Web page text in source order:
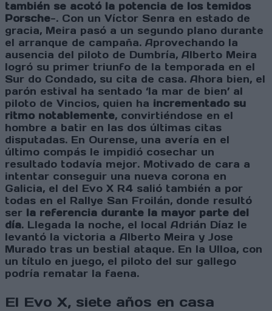
también se acotó la potencia de los temidos
Porsche-. Con un Víctor Senra en estado de
gracia, Meira pasó a un segundo plano durante
el arranque de campaña. Aprovechando la
ausencia del piloto de Dumbría, Alberto Meira
logró su primer triunfo de la temporada en el
Sur do Condado, su cita de casa. Ahora bien, el
parón estival ha sentado ‘la mar de bien’ al
piloto de Vincios, quien ha incrementado su
ritmo notablemente, convirtiéndose en el
hombre a batir en las dos últimas citas
disputadas. En Ourense, una avería en el
último compás le impidió cosechar un
resultado todavía mejor. Motivado de cara a
intentar conseguir una nueva corona en
Galicia, el del Evo X R4 salió también a por
todas en el Rallye San Froilán, donde resultó
ser la referencia durante la mayor parte del
día. Llegada la noche, el local Adrián Díaz le
levantó la victoria a Alberto Meira y Jose
Murado tras un bestial ataque. En la Ulloa, con
un título en juego, el piloto del sur gallego
podría rematar la faena.
El Evo X, siete años en casa